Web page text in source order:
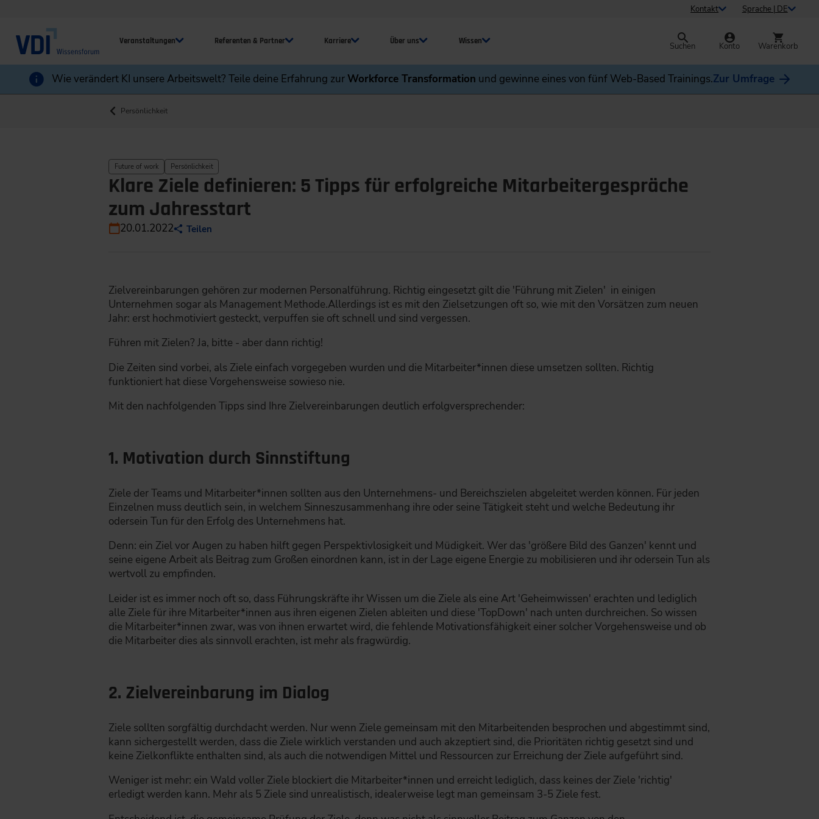
Kontakt Sprache | DE
Veranstaltungen Referenten & Partner Karriere Über uns Wissen Suchen Konto Warenkorb
Wie verändert KI unsere Arbeitswelt? Teile deine Erfahrung zurWorkforce Transformation und gewinne eines von fünf Web-Based Trainings.Zur Umfrage
Persönlichkeit
Future of work Persönlichkeit
Klare Ziele definieren: 5 Tipps für erfolgreiche Mitarbeitergespräche
zum Jahresstart
20.01.2022 Teilen
Zielvereinbarungen gehören zur modernen Personalführung. Richtig eingesetzt gilt die 'Führung mit Zielen' in einigen
Unternehmen sogar als Management Methode.Allerdings ist es mit den Zielsetzungen oft so, wie mit den Vorsätzen zum neuen
Jahr: erst hochmotiviert gesteckt, verpuffen sie oft schnell und sind vergessen.
Führen mit Zielen? Ja, bitte - aber dann richtig!
Die Zeiten sind vorbei, als Ziele einfach vorgegeben wurden und die Mitarbeiter*innen diese umsetzen sollten. Richtig
funktioniert hat diese Vorgehensweise sowieso nie.
Mit den nachfolgenden Tipps sind Ihre Zielvereinbarungen deutlich erfolgversprechender:
1. Motivation durch Sinnstiftung
Ziele der Teams und Mitarbeiter*innen sollten aus den Unternehmens- und Bereichszielen abgeleitet werden können. Für jeden
Einzelnen muss deutlich sein, in welchem Sinneszusammenhang ihre oder seine Tätigkeit steht und welche Bedeutung ihr
odersein Tun für den Erfolg des Unternehmens hat.
Denn: ein Ziel vor Augen zu haben hilft gegen Perspektivlosigkeit und Müdigkeit. Wer das 'größere Bild des Ganzen' kennt und
seine eigene Arbeit als Beitrag zum Großen einordnen kann, ist in der Lage eigene Energie zu mobilisieren und ihr odersein Tun als
wertvoll zu empfinden.
Leider ist es immer noch oft so, dass Führungskräfte ihr Wissen um die Ziele als eine Art 'Geheimwissen' erachten und lediglich
alle Ziele für ihre Mitarbeiter*innen aus ihren eigenen Zielen ableiten und diese 'TopDown' nach unten durchreichen. So wissen
die Mitarbeiter*innen zwar, was von ihnen erwartet wird, die fehlende Motivationsfähigkeit einer solcher Vorgehensweise und ob
die Mitarbeiter dies als sinnvoll erachten, ist mehr als fragwürdig.
2. Zielvereinbarung im Dialog
Ziele sollten sorgfältig durchdacht werden. Nur wenn Ziele gemeinsam mit den Mitarbeitenden besprochen und abgestimmt sind,
kann sichergestellt werden, dass die Ziele wirklich verstanden und auch akzeptiert sind, die Prioritäten richtig gesetzt sind und
keine Zielkonflikte enthalten sind, als auch die notwendigen Mittel und Ressourcen zur Erreichung der Ziele aufgeführt sind.
Weniger ist mehr: ein Wald voller Ziele blockiert die Mitarbeiter*innen und erreicht lediglich, dass keines der Ziele 'richtig'
erledigt werden kann. Mehr als 5 Ziele sind unrealistisch, idealerweise legt man gemeinsam 3-5 Ziele fest.